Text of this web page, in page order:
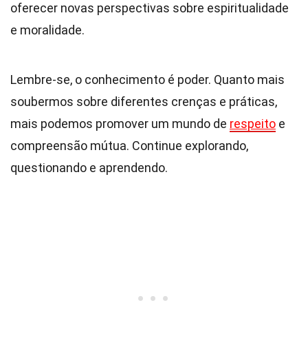
oferecer novas perspectivas sobre espiritualidade
e moralidade.
Lembre-se, o conhecimento é poder. Quanto mais
soubermos sobre diferentes crenças e práticas,
mais podemos promover um mundo de respeito e
compreensão mútua. Continue explorando,
questionando e aprendendo.